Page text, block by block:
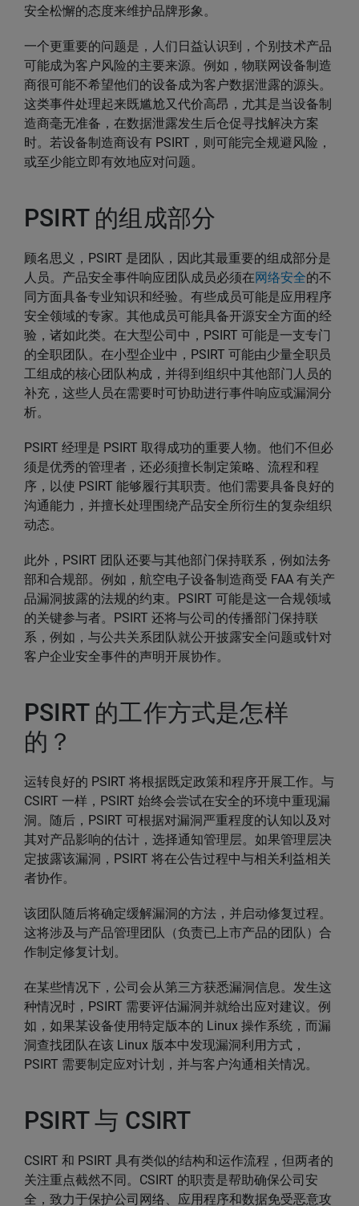
安全松懈的态度来维护品牌形象。
一个更重要的问题是，人们日益认识到，个别技术产品
可能成为客户风险的主要来源。例如，物联网设备制造
商很可能不希望他们的设备成为客户数据泄露的源头。
这类事件处理起来既尴尬又代价高昂，尤其是当设备制
造商毫无准备，在数据泄露发生后仓促寻找解决方案
时。若设备制造商设有 PSIRT，则可能完全规避风险，
或至少能立即有效地应对问题。
PSIRT 的组成部分
顾名思义，PSIRT 是团队，因此其最重要的组成部分是
人员。产品安全事件响应团队成员必须在网络安全的不
同方面具备专业知识和经验。有些成员可能是应用程序
安全领域的专家。其他成员可能具备开源安全方面的经
验，诸如此类。在大型公司中，PSIRT 可能是一支专门
的全职团队。在小型企业中，PSIRT 可能由少量全职员
工组成的核心团队构成，并得到组织中其他部门人员的
补充，这些人员在需要时可协助进行事件响应或漏洞分
析。
PSIRT 经理是 PSIRT 取得成功的重要人物。他们不但必
须是优秀的管理者，还必须擅长制定策略、流程和程
序，以使 PSIRT 能够履行其职责。他们需要具备良好的
沟通能力，并擅长处理围绕产品安全所衍生的复杂组织
动态。
此外，PSIRT 团队还要与其他部门保持联系，例如法务
部和合规部。例如，航空电子设备制造商受 FAA 有关产
品漏洞披露的法规的约束。PSIRT 可能是这一合规领域
的关键参与者。PSIRT 还将与公司的传播部门保持联
系，例如，与公共关系团队就公开披露安全问题或针对
客户企业安全事件的声明开展协作。
PSIRT 的工作方式是怎样
的？
运转良好的 PSIRT 将根据既定政策和程序开展工作。与
CSIRT 一样，PSIRT 始终会尝试在安全的环境中重现漏
洞。随后，PSIRT 可根据对漏洞严重程度的认知以及对
其对产品影响的估计，选择通知管理层。如果管理层决
定披露该漏洞，PSIRT 将在公告过程中与相关利益相关
者协作。
该团队随后将确定缓解漏洞的方法，并启动修复过程。
这将涉及与产品管理团队（负责已上市产品的团队）合
作制定修复计划。
在某些情况下，公司会从第三方获悉漏洞信息。发生这
种情况时，PSIRT 需要评估漏洞并就给出应对建议。例
如，如果某设备使用特定版本的 Linux 操作系统，而漏
洞查找团队在该 Linux 版本中发现漏洞利用方式，
PSIRT 需要制定应对计划，并与客户沟通相关情况。
PSIRT 与 CSIRT
CSIRT 和 PSIRT 具有类似的结构和运作流程，但两者的
关注重点截然不同。CSIRT 的职责是帮助确保公司安
全，致力于保护公司网络、应用程序和数据免受恶意攻